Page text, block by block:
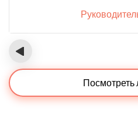
‹
Посмотреть